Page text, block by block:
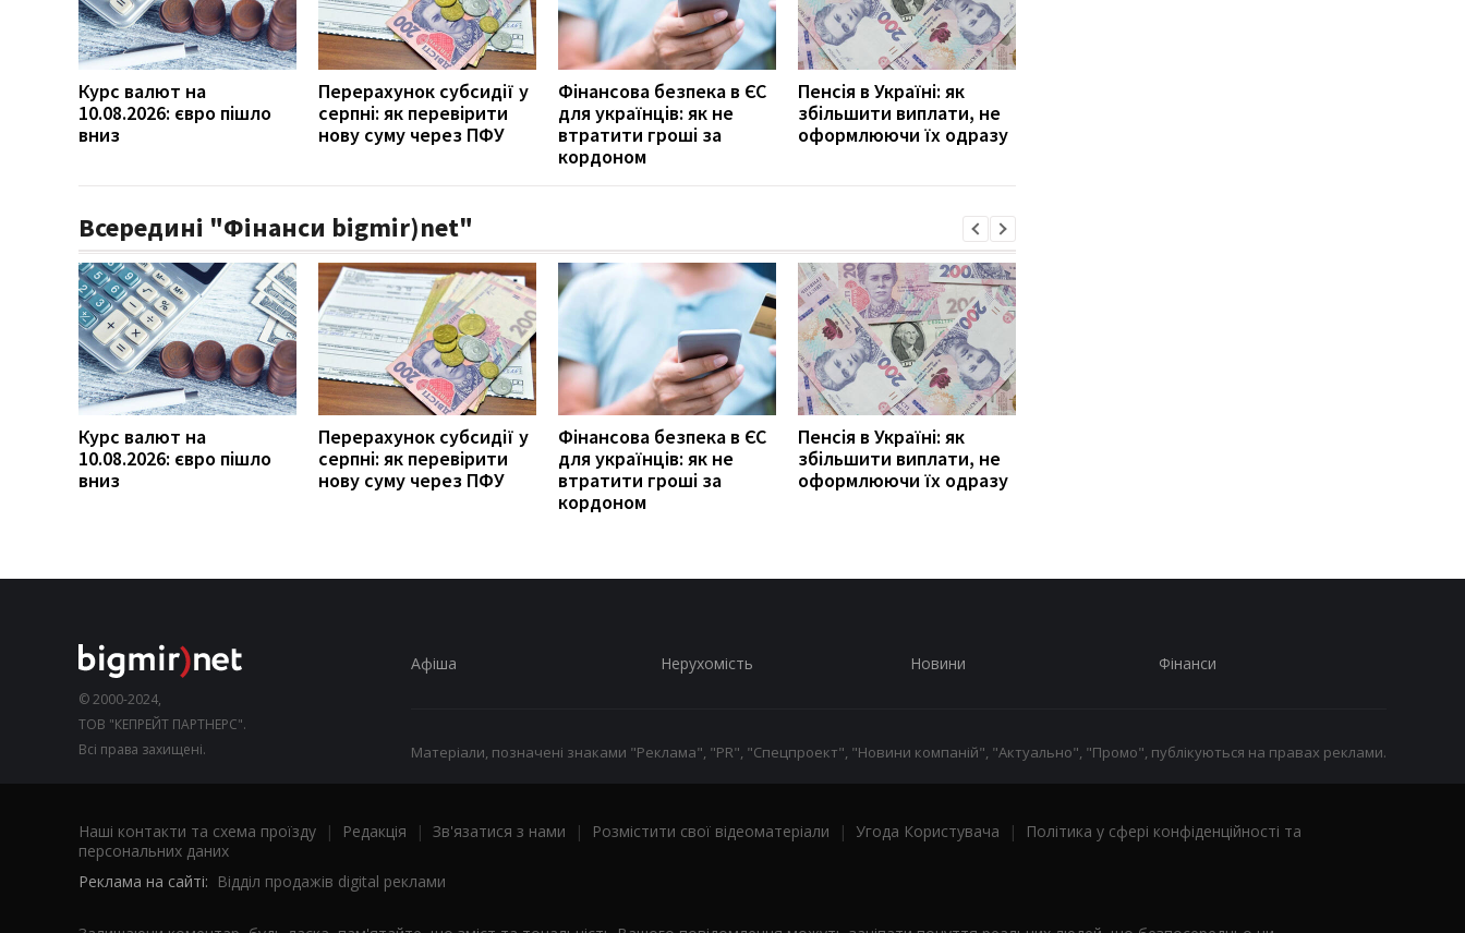
Курс валют на
10.08.2026: євро пішло
вниз
Перерахунок субсидії у
серпні: як перевірити
нову суму через ПФУ
Фінансова безпека в ЄС
для українців: як не
втратити гроші за
кордоном
Пенсія в Україні: як
збільшити виплати, не
оформлюючи їх одразу
Всередині "Фінанси bigmir)net"
Курс валют на
10.08.2026: євро пішло
вниз
Перерахунок субсидії у
серпні: як перевірити
нову суму через ПФУ
Фінансова безпека в ЄС
для українців: як не
втратити гроші за
кордоном
Пенсія в Україні: як
збільшити виплати, не
оформлюючи їх одразу
© 2000-2024,
ТОВ "КЕПРЕЙТ ПАРТНЕРС".
Всі права захищені.
Афіша Нерухомість Новини Фінанси
Матеріали, позначені знаками "Реклама", "PR", "Спецпроект", "Новини компаній", "Актуально", "Промо", публікуються на правах реклами.
Наші контакти та схема проїзду | Редакція | Зв'язатися з нами | Розмістити свої відеоматеріали | Угода Користувача |
Політика у сфері конфіденційності та
персональних даних
Реклама на сайті: Відділ продажів digital реклами